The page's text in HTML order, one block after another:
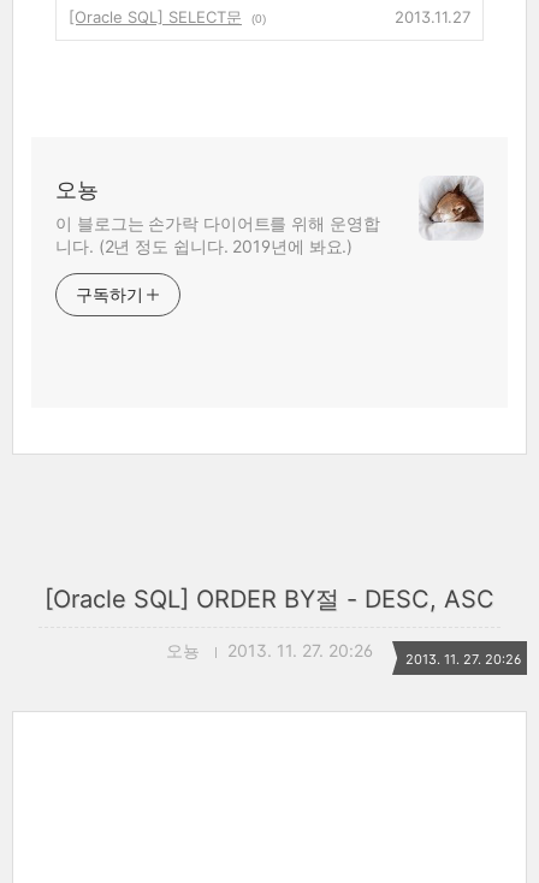
[Oracle SQL] SELECT문
(0) 2013.11.27
오뇽
이 블로그는 손가락 다이어트를 위해 운영합
니다. (2년 정도 쉽니다. 2019년에 봐요.)
구독하기
[Oracle SQL] ORDER BY절 - DESC, ASC
오뇽 2013. 11. 27. 20:26 2013. 11. 27. 20:26